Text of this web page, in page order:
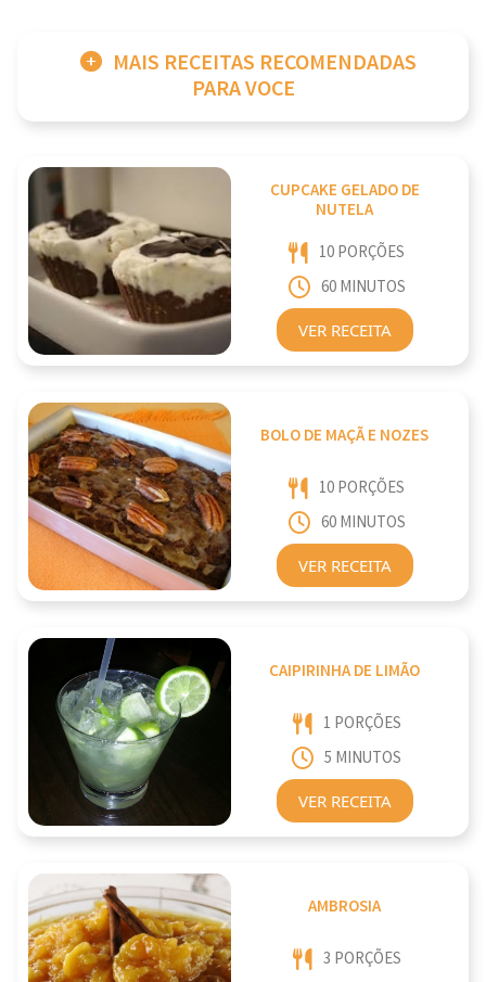
MAIS RECEITAS RECOMENDADAS
PARA VOCE
CUPCAKE GELADO DE
NUTELA
10 PORÇÕES
60 MINUTOS
VER RECEITA
BOLO DE MAÇÃ E NOZES
10 PORÇÕES
60 MINUTOS
VER RECEITA
CAIPIRINHA DE LIMÃO
1 PORÇÕES
5 MINUTOS
VER RECEITA
AMBROSIA
3 PORÇÕES